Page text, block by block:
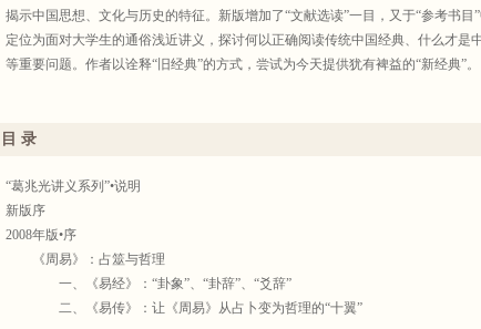
揭示中国思想、文化与历史的特征。新版增加了“文献选读”一目，又于“参考书
定位为面对大学生的通俗浅近讲义，探讨何以正确阅读传统中国经典、什么才是
等重要问题。作者以诠释“旧经典”的方式，尝试为今天提供犹有裨益的“新经典”。
目 录
“葛兆光讲义系列”•说明
新版序
2008年版•序
《周易》：占筮与哲理
一、《易经》：“卦象”、“卦辞”、“爻辞”
二、《易传》：让《周易》从占卜变为哲理的“十翼”